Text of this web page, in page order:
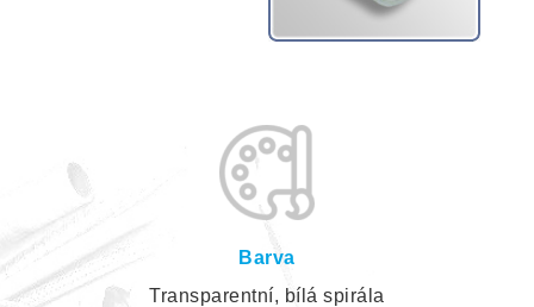
Barva
Transparentní, bílá spirála